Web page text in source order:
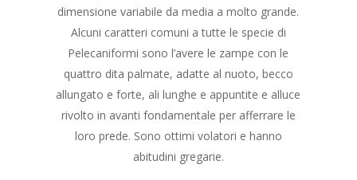
dimensione variabile da media a molto grande.
Alcuni caratteri comuni a tutte le specie di
Pelecaniformi sono l’avere le zampe con le
quattro dita palmate, adatte al nuoto, becco
allungato e forte, ali lunghe e appuntite e alluce
rivolto in avanti fondamentale per afferrare le
loro prede. Sono ottimi volatori e hanno
abitudini gregarie.